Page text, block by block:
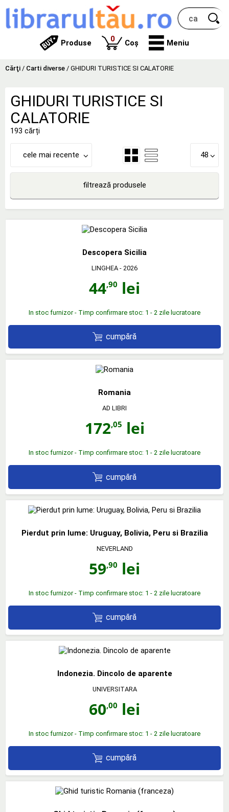
Produse 0produse
Coș Meniu
Cărţi / Carti diverse / GHIDURI TURISTICE SI CALATORIE
GHIDURI TURISTICE SI
CALATORIE
193 cărți
cele mai recente 48
filtrează produsele
Descopera Sicilia
LINGHEA - 2026
44,90 lei
In stoc furnizor - Timp confirmare stoc: 1 - 2 zile lucratoare
cumpără
Romania
AD LIBRI
172,05 lei
In stoc furnizor - Timp confirmare stoc: 1 - 2 zile lucratoare
cumpără
Pierdut prin lume: Uruguay, Bolivia, Peru si Brazilia
NEVERLAND
59,90 lei
In stoc furnizor - Timp confirmare stoc: 1 - 2 zile lucratoare
cumpără
Indonezia. Dincolo de aparente
UNIVERSITARA
60,00 lei
In stoc furnizor - Timp confirmare stoc: 1 - 2 zile lucratoare
cumpără